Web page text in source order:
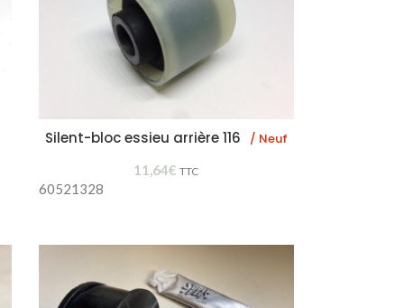
Silent-bloc essieu arrière 116 / Neuf
11,64€ TTC
60521328